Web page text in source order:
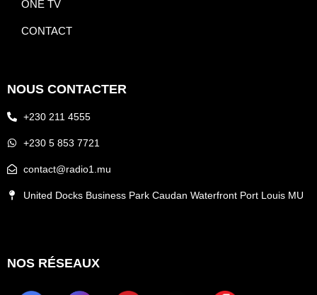
ONE TV
CONTACT
NOUS CONTACTER
+230 211 4555
+230 5 853 7721
contact@radio1.mu
United Docks Business Park Caudan Waterfront Port Louis MU
NOS RÉSEAUX